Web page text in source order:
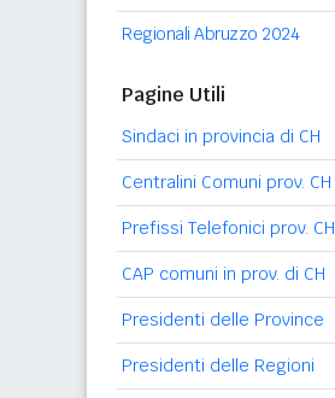
Regionali Abruzzo 2024
Pagine Utili
Sindaci in provincia di CH
Centralini Comuni prov. CH
Prefissi Telefonici prov. CH
CAP comuni in prov. di CH
Presidenti delle Province
Presidenti delle Regioni